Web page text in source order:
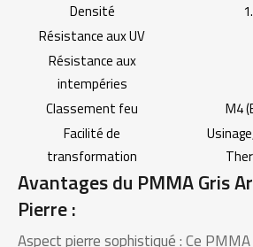
Densité
Résistance aux UV
Résistance aux
intempéries
Classement feu
M4
Facilité de
transformation
Avantages du PMMA Gris
Pierre :
Aspect pierre sophistiqué : Ce